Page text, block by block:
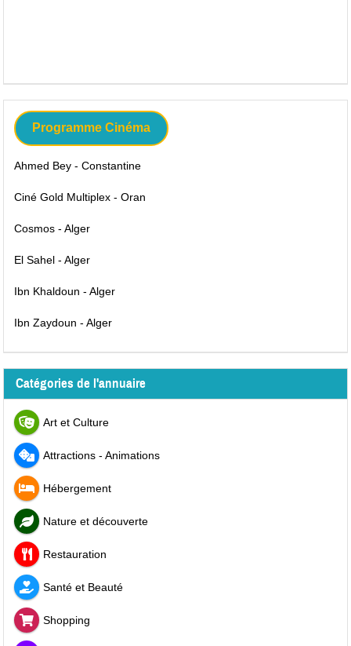
Programme Cinéma
Ahmed Bey - Constantine
Ciné Gold Multiplex - Oran
Cosmos - Alger
El Sahel - Alger
Ibn Khaldoun - Alger
Ibn Zaydoun - Alger
Catégories de l'annuaire
Art et Culture
Attractions - Animations
Hébergement
Nature et découverte
Restauration
Santé et Beauté
Shopping